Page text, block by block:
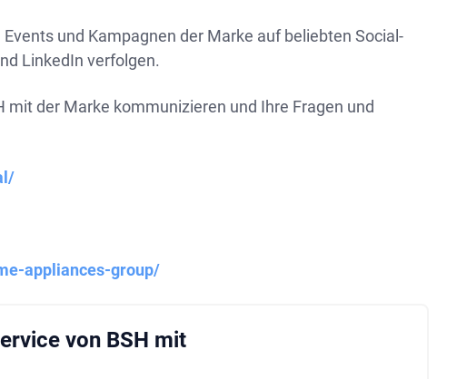
und Kampagnen der Marke auf beliebten Social-
LinkedIn verfolgen.
mit der Marke kommunizieren und Ihre Fragen und
appliances-group/
von BSH mit